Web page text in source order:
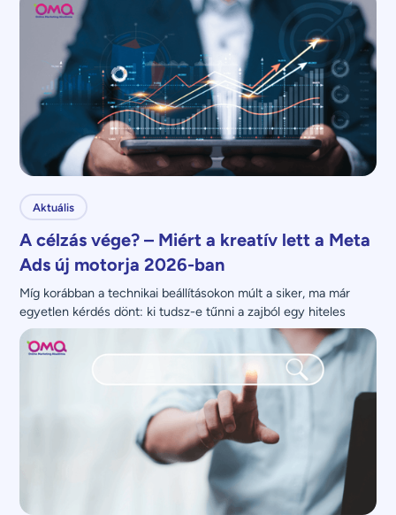
Aktuális
A célzás vége? – Miért a kreatív lett a Meta
Ads új motorja 2026-ban
Míg korábban a technikai beállításokon múlt a siker, ma már
egyetlen kérdés dönt: ki tudsz-e tűnni a zajból egy hiteles
üzenettel?